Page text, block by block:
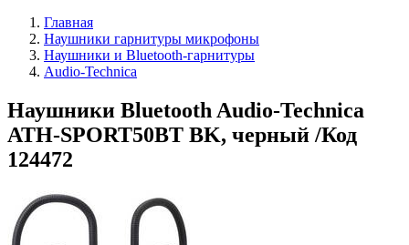
Главная
Наушники гарнитуры микрофоны
Наушники и Bluetooth-гарнитуры
Audio-Technica
Наушники Bluetooth Audio-Technica
ATH-SPORT50BT BK, черный /Код
124472